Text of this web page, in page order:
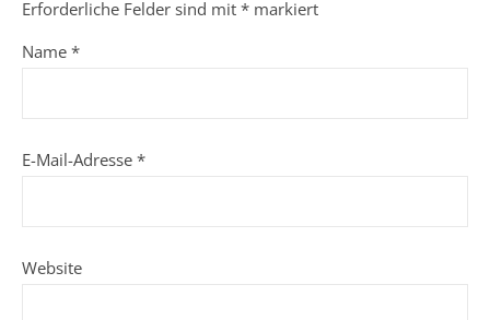
Erforderliche Felder sind mit * markiert
Name *
E-Mail-Adresse *
Website